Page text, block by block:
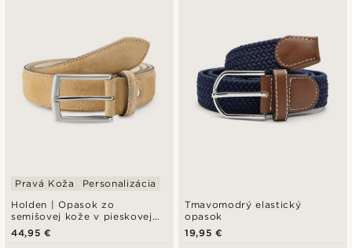
Holden | Opasok zo
semišovej kože v pieskovej
farbe
Pravá Koža Personalizácia
44,95 €
Tmavomodrý elastický
opasok
19,95 €